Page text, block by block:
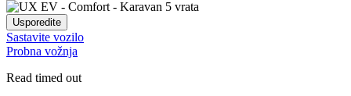
Usporedite
Sastavite vozilo
Probna vožnja
Read timed out